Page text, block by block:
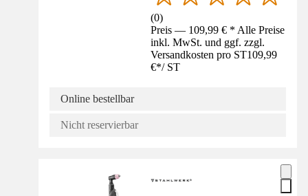
(0)
Preis — 109,99 € * Alle Preise
inkl. MwSt. und ggf. zzgl.
Versandkosten pro ST109,99
€*/ ST
Online bestellbar
Nicht reservierbar